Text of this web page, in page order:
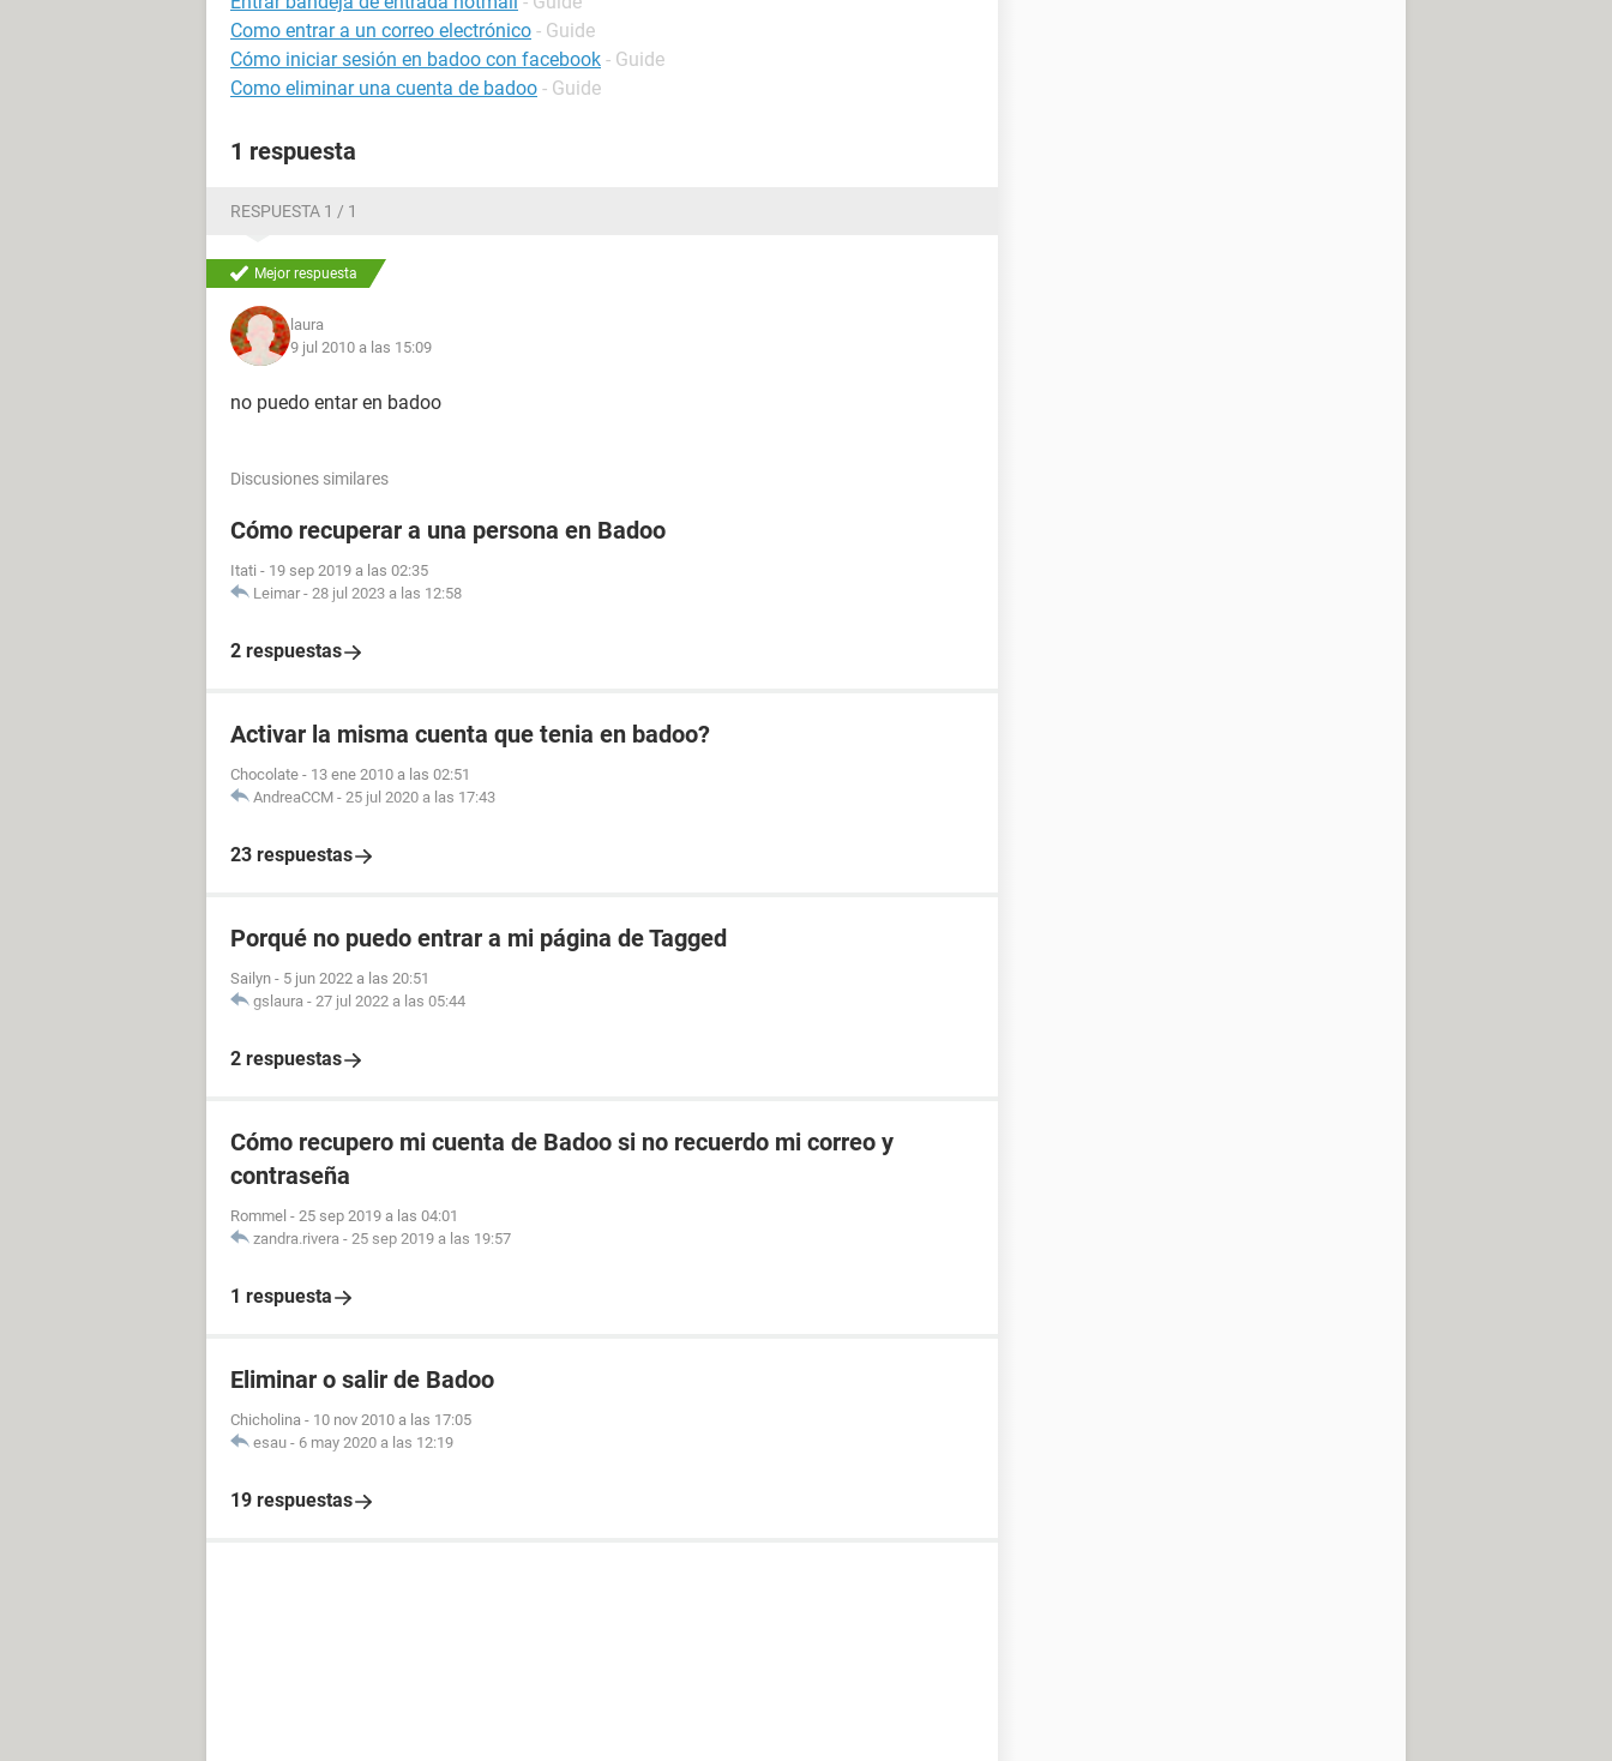
Como entrar a un correo electrónico - Guide
Cómo iniciar sesión en badoo con facebook - Guide
Como eliminar una cuenta de badoo - Guide
1 respuesta
RESPUESTA 1 / 1
Mejor respuesta
laura
9 jul 2010 a las 15:09
no puedo entar en badoo
Discusiones similares
Cómo recuperar a una persona en Badoo
Itati - 19 sep 2019 a las 02:35
Leimar - 28 jul 2023 a las 12:58
2 respuestas
Activar la misma cuenta que tenia en badoo?
Chocolate - 13 ene 2010 a las 02:51
AndreaCCM - 25 jul 2020 a las 17:43
23 respuestas
Porqué no puedo entrar a mi página de Tagged
Sailyn - 5 jun 2022 a las 20:51
gslaura - 27 jul 2022 a las 05:44
2 respuestas
Cómo recupero mi cuenta de Badoo si no recuerdo mi correo y
contraseña
Rommel - 25 sep 2019 a las 04:01
zandra.rivera - 25 sep 2019 a las 19:57
1 respuesta
Eliminar o salir de Badoo
Chicholina - 10 nov 2010 a las 17:05
esau - 6 may 2020 a las 12:19
19 respuestas